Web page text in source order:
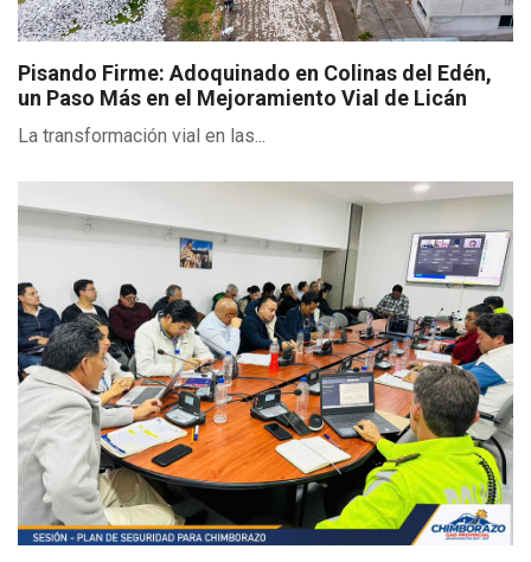
Pisando Firme: Adoquinado en Colinas del Edén,
un Paso Más en el Mejoramiento Vial de Licán
La transformación vial en las...